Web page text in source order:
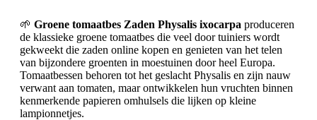
🌱 Groene tomaatbes Zaden Physalis ixocarpa produceren
de klassieke groene tomaatbes die veel door tuiniers wordt
gekweekt die zaden online kopen en genieten van het telen
van bijzondere groenten in moestuinen door heel Europa.
Tomaatbessen behoren tot het geslacht Physalis en zijn nauw
verwant aan tomaten, maar ontwikkelen hun vruchten binnen
kenmerkende papieren omhulsels die lijken op kleine
lampionnetjes.